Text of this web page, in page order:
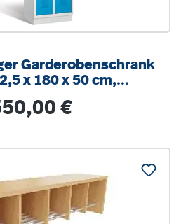
Garderobenschrank
x 180 x 50 cm,
Preis:
€